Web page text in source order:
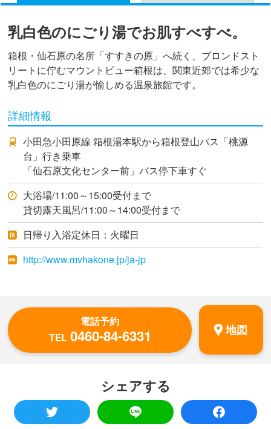
乳白色のにごり湯でお肌すべすべ。
箱根・仙石原の名所「すすきの原」へ続く、ブロンドスト
リートに佇むマウントビュー箱根は、関東近郊では希少な
乳白色のにごり湯が愉しめる温泉旅館です。
詳細情報
小田急小田原線 箱根湯本駅から箱根登山バス「桃源
台」行き乗車
「仙石原文化センター前」バス停下車すぐ
大浴場/11:00～15:00受付まで
貸切露天風呂/11:00～14:00受付まで
日帰り入浴定休日：火曜日
http://www.mvhakone.jp/ja-jp
電話予約
TEL 0460-84-6331 地図
シェアする